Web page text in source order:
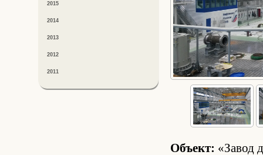
2015
2014
2013
2012
2011
Объект: «Завод